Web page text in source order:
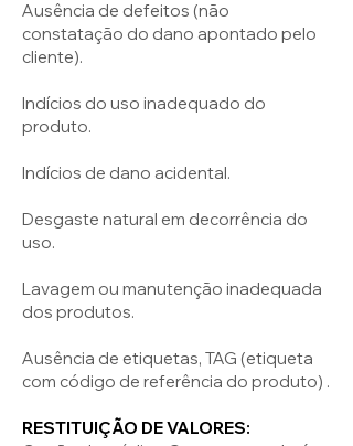
Ausência de defeitos (não
constatação do dano apontado pelo
cliente).
Indícios do uso inadequado do
produto.
Indícios de dano acidental.
Desgaste natural em decorrência do
uso.
Lavagem ou manutenção inadequada
dos produtos.
Ausência de etiquetas, TAG (etiqueta
com código de referência do produto) .
RESTITUIÇÃO DE VALORES: